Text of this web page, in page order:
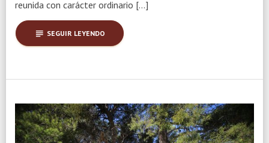
reunida con carácter ordinario […]
subject SEGUIR LEYENDO